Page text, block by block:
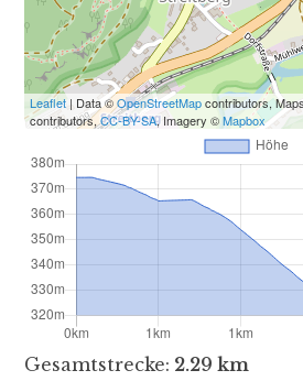
Leaflet| Data ©OpenStreetMapcontributors,
contributors,CC-BY-SA, Imagery ©Mapbox
Gesamtstrecke: 2.29 km